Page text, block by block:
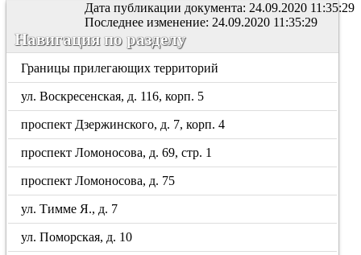
Дата публикации документа: 24.09.2020 11:35:29
Последнее изменение: 24.09.2020 11:35:29
Навигация по разделу
Границы прилегающих территорий
ул. Воскресенская, д. 116, корп. 5
проспект Дзержинского, д. 7, корп. 4
проспект Ломоносова, д. 69, стр. 1
проспект Ломоносова, д. 75
ул. Тимме Я., д. 7
ул. Поморская, д. 10